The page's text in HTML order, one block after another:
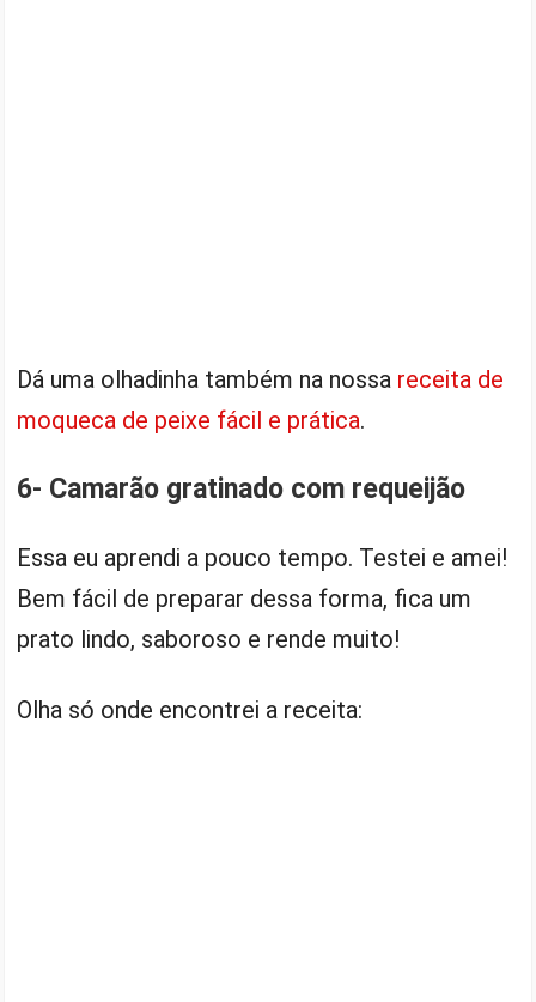
Dá uma olhadinha também na nossa receita de
moqueca de peixe fácil e prática.
6- Camarão gratinado com requeijão
Essa eu aprendi a pouco tempo. Testei e amei!
Bem fácil de preparar dessa forma, fica um
prato lindo, saboroso e rende muito!
Olha só onde encontrei a receita: